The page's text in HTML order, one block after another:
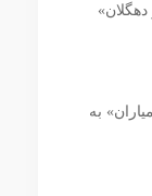
دهگلان»
به